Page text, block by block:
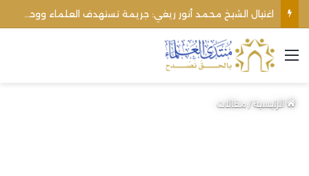
الأوقاف الفلسطينية تنفي صحة تعميم يمنع رفع الأذان عبر السماعات الخارجية للمساجد القريبة من المستوطنات
القائمة
الرئيسية/مقالات